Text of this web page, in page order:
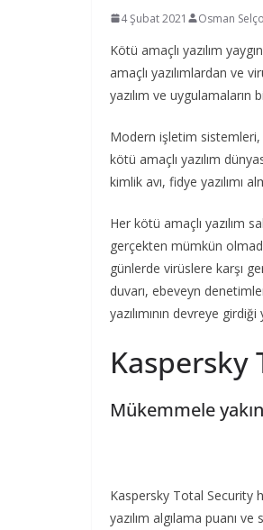
4 Şubat 2021 Osman
Kötü amaçlı yazılım
amaçlı yazılımlardan ve
yazılım ve uygulamaların
Modern işletim sistemleri,
kötü amaçlı yazılım
kimlik avı, fidye yazılımı
Her kötü amaçlı yazılım
gerçekten mümkün
günlerde virüslere karşı
duvarı, ebeveyn
yazılımının devreye girdiği
Kaspersky
Mükemmele
Kaspersky Total Security
yazılım algılama puanı